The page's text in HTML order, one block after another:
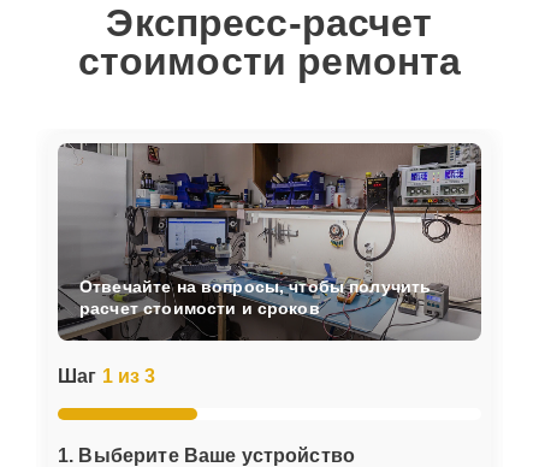
Экспресс-расчет
стоимости ремонта
Шаг 1 из 3
1. Выберите Ваше устройство
Отвечайте на вопросы, чтобы получить
расчет стоимости и сроков